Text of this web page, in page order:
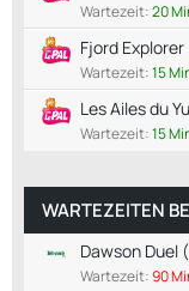
Wartezeit:20
Fjord Explorer
Wartezeit:15
Les Ailes du
Wartezeit:15
WARTEZEITEN
Dawson Duel
Wartezeit:90